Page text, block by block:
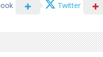
Twitter